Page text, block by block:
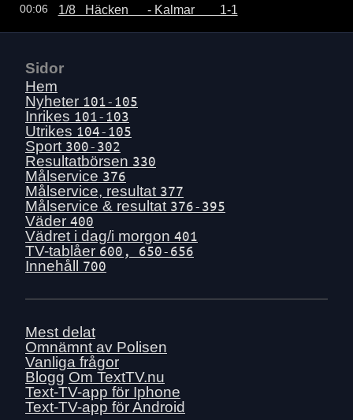
00:06 1/8   Häcken      - Kalmar        1-1
Sidor
Hem
Nyheter 101-105
Inrikes 101-103
Utrikes 104-105
Sport 300-302
Resultatbörsen 330
Målservice 376
Målservice, resultat 377
Målservice & resultat 376-395
Väder 400
Vädret i dag/i morgon 401
TV-tablåer 600, 650-656
Innehåll 700
Mest delat
Omnämnt av Polisen
Vanliga frågor
Blogg Om TextTV.nu
Text-TV-app för Iphone
Text-TV-app för Android